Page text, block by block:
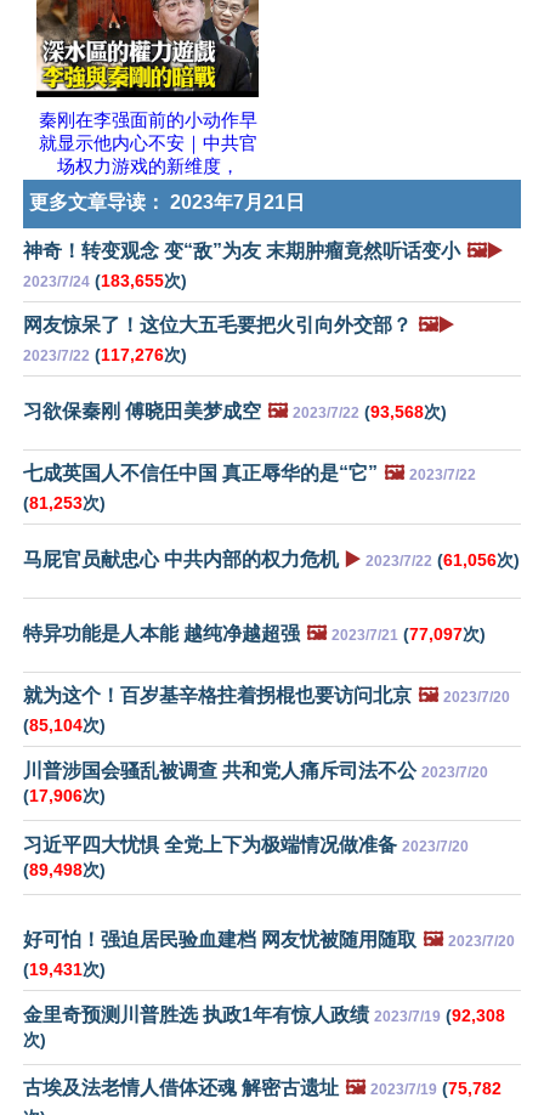
秦刚在李强面前的小动作早
就显示他内心不安｜中共官
场权力游戏的新维度，
更多文章导读： 2023年7月21日
神奇！转变观念 变“敌”为友 末期肿瘤竟然听话变小 🖼️▶️
2023/7/24 (183,655次)
网友惊呆了！这位大五毛要把火引向外交部？ 🖼️▶️
2023/7/22 (117,276次)
习欲保秦刚 傅晓田美梦成空 🖼️ 2023/7/22 (93,568次)
七成英国人不信任中国 真正辱华的是“它” 🖼️ 2023/7/22
(81,253次)
马屁官员献忠心 中共内部的权力危机 ▶️ 2023/7/22 (61,056次)
特异功能是人本能 越纯净越超强 🖼️ 2023/7/21 (77,097次)
就为这个！百岁基辛格拄着拐棍也要访问北京 🖼️ 2023/7/20
(85,104次)
川普涉国会骚乱被调查 共和党人痛斥司法不公 2023/7/20
(17,906次)
习近平四大忧惧 全党上下为极端情况做准备 2023/7/20
(89,498次)
好可怕！强迫居民验血建档 网友忧被随用随取 🖼️ 2023/7/20
(19,431次)
金里奇预测川普胜选 执政1年有惊人政绩 2023/7/19 (92,308
次)
古埃及法老情人借体还魂 解密古遗址 🖼️ 2023/7/19 (75,782